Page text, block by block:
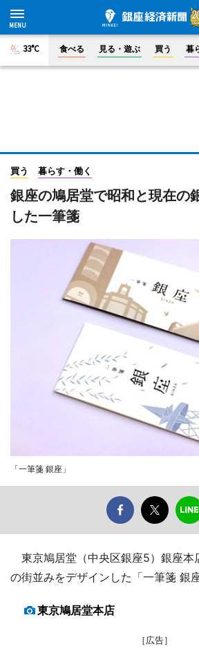
33°C 食べる 見る・遊ぶ 買う 暮
買う 暮らす・働く
銀座の鳩居堂で昭和と現在の
した一筆箋
「一筆箋 銀座」
東京鳩居堂（中央区銀座5）銀座本
の街並みをデザインした「一筆箋 銀
東京鳩居堂本店
［広告］